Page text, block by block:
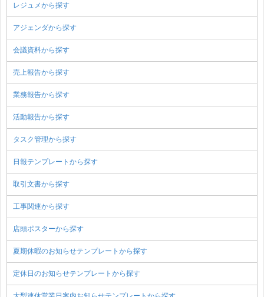
レジュメから探す
アジェンダから探す
会議資料から探す
売上報告から探す
業務報告から探す
活動報告から探す
タスク管理から探す
日報テンプレートから探す
取引文書から探す
工事関連から探す
店頭ポスターから探す
夏期休暇のお知らせテンプレートから探す
定休日のお知らせテンプレートから探す